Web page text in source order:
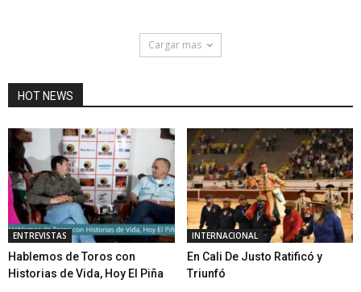
Cargar mas
HOT NEWS
ENTREVISTAS
Hablemos de Toros con
Historias de Vida, Hoy El Piña
INTERNACIONAL
En Cali De Justo Ratificó y
Triunfó